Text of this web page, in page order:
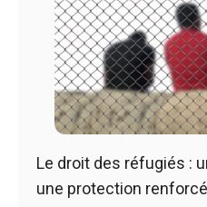
Le droit des réfugiés :
une protection